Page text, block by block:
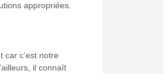
appropriées.
c’est notre
il connaît